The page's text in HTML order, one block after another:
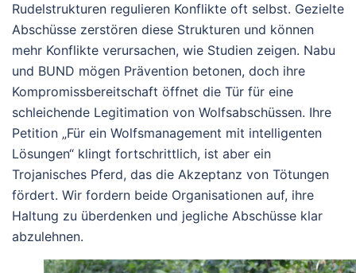
Rudelstrukturen regulieren Konflikte oft selbst. Gezielte
Abschüsse zerstören diese Strukturen und können
mehr Konflikte verursachen, wie Studien zeigen. Nabu
und BUND mögen Prävention betonen, doch ihre
Kompromissbereitschaft öffnet die Tür für eine
schleichende Legitimation von Wolfsabschüssen. Ihre
Petition „Für ein Wolfsmanagement mit intelligenten
Lösungen“ klingt fortschrittlich, ist aber ein
Trojanisches Pferd, das die Akzeptanz von Tötungen
fördert. Wir fordern beide Organisationen auf, ihre
Haltung zu überdenken und jegliche Abschüsse klar
abzulehnen.